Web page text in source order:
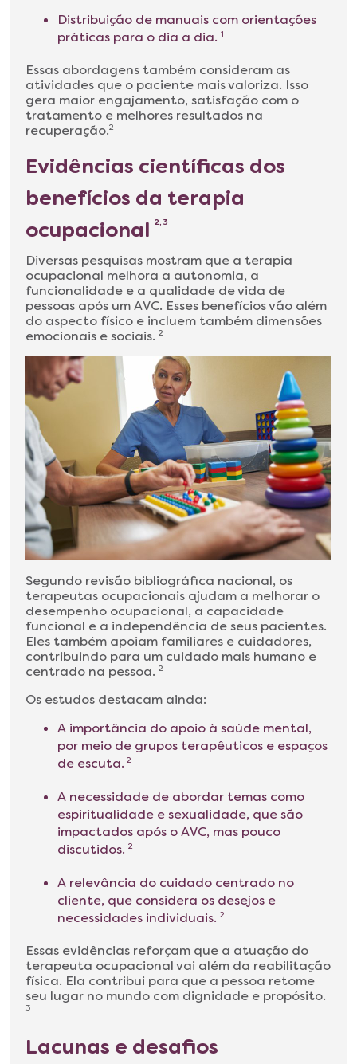
Distribuição de manuais com orientações
práticas para o dia a dia. 1
Essas abordagens também consideram as
atividades que o paciente mais valoriza. Isso
gera maior engajamento, satisfação com o
tratamento e melhores resultados na
recuperação.2
Evidências científicas dos
benefícios da terapia
ocupacional 2, 3
Diversas pesquisas mostram que a terapia
ocupacional melhora a autonomia, a
funcionalidade e a qualidade de vida de
pessoas após um AVC. Esses benefícios vão além
do aspecto físico e incluem também dimensões
emocionais e sociais. 2
Segundo revisão bibliográfica nacional, os
terapeutas ocupacionais ajudam a melhorar o
desempenho ocupacional, a capacidade
funcional e a independência de seus pacientes.
Eles também apoiam familiares e cuidadores,
contribuindo para um cuidado mais humano e
centrado na pessoa. 2
Os estudos destacam ainda:
A importância do apoio à saúde mental,
por meio de grupos terapêuticos e espaços
de escuta. 2
A necessidade de abordar temas como
espiritualidade e sexualidade, que são
impactados após o AVC, mas pouco
discutidos. 2
A relevância do cuidado centrado no
cliente, que considera os desejos e
necessidades individuais. 2
Essas evidências reforçam que a atuação do
terapeuta ocupacional vai além da reabilitação
física. Ela contribui para que a pessoa retome
seu lugar no mundo com dignidade e propósito.
3
Lacunas e desafios